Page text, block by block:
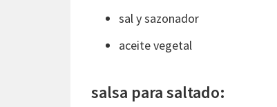
sal y sazonador
aceite vegetal
salsa para saltado: